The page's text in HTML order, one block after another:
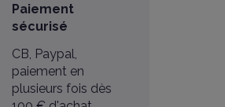
Paiement
sécurisé
CB, Paypal,
paiement en
plusieurs fois dès